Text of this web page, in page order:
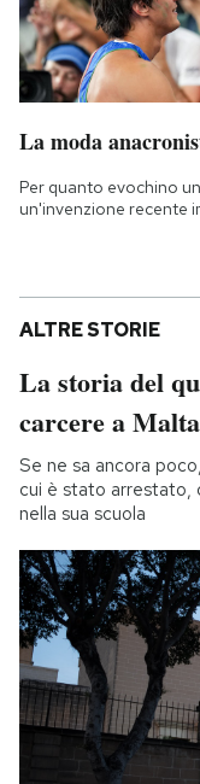
La moda
Per quanto evochino
un'invenzione recente
ALTRE STORIE
La storia del
carcere a
Se ne sa ancora
cui è stato arrestato,
nella sua scuola